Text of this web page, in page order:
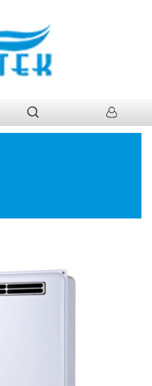
Suhu konstan yang dipaksa kipas.